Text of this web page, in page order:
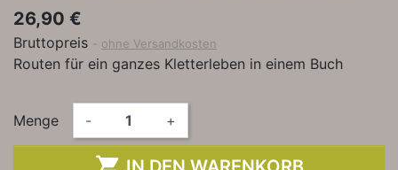
26,90 €
Bruttopreis ohne Versandkosten
Routen für ein ganzes Kletterleben in einem Buch
Menge - +